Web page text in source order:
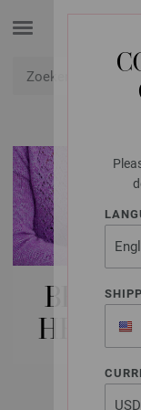
of
BREI-/
HEREN